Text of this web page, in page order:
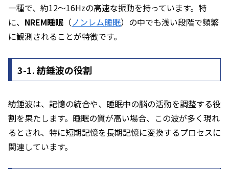
一種で、約12～16Hzの高速な振動を持っています。特
に、 NREM睡眠 （ノンレム睡眠）の中でも浅い段階で頻繁
に観測されることが特徴です。
3-1. 紡錘波の役割
紡錘波は、記憶の統合や、睡眠中の脳の活動を調整する役
割を果たします。睡眠の質が高い場合、この波が多く現れ
るとされ、特に短期記憶を長期記憶に変換するプロセスに
関連しています。